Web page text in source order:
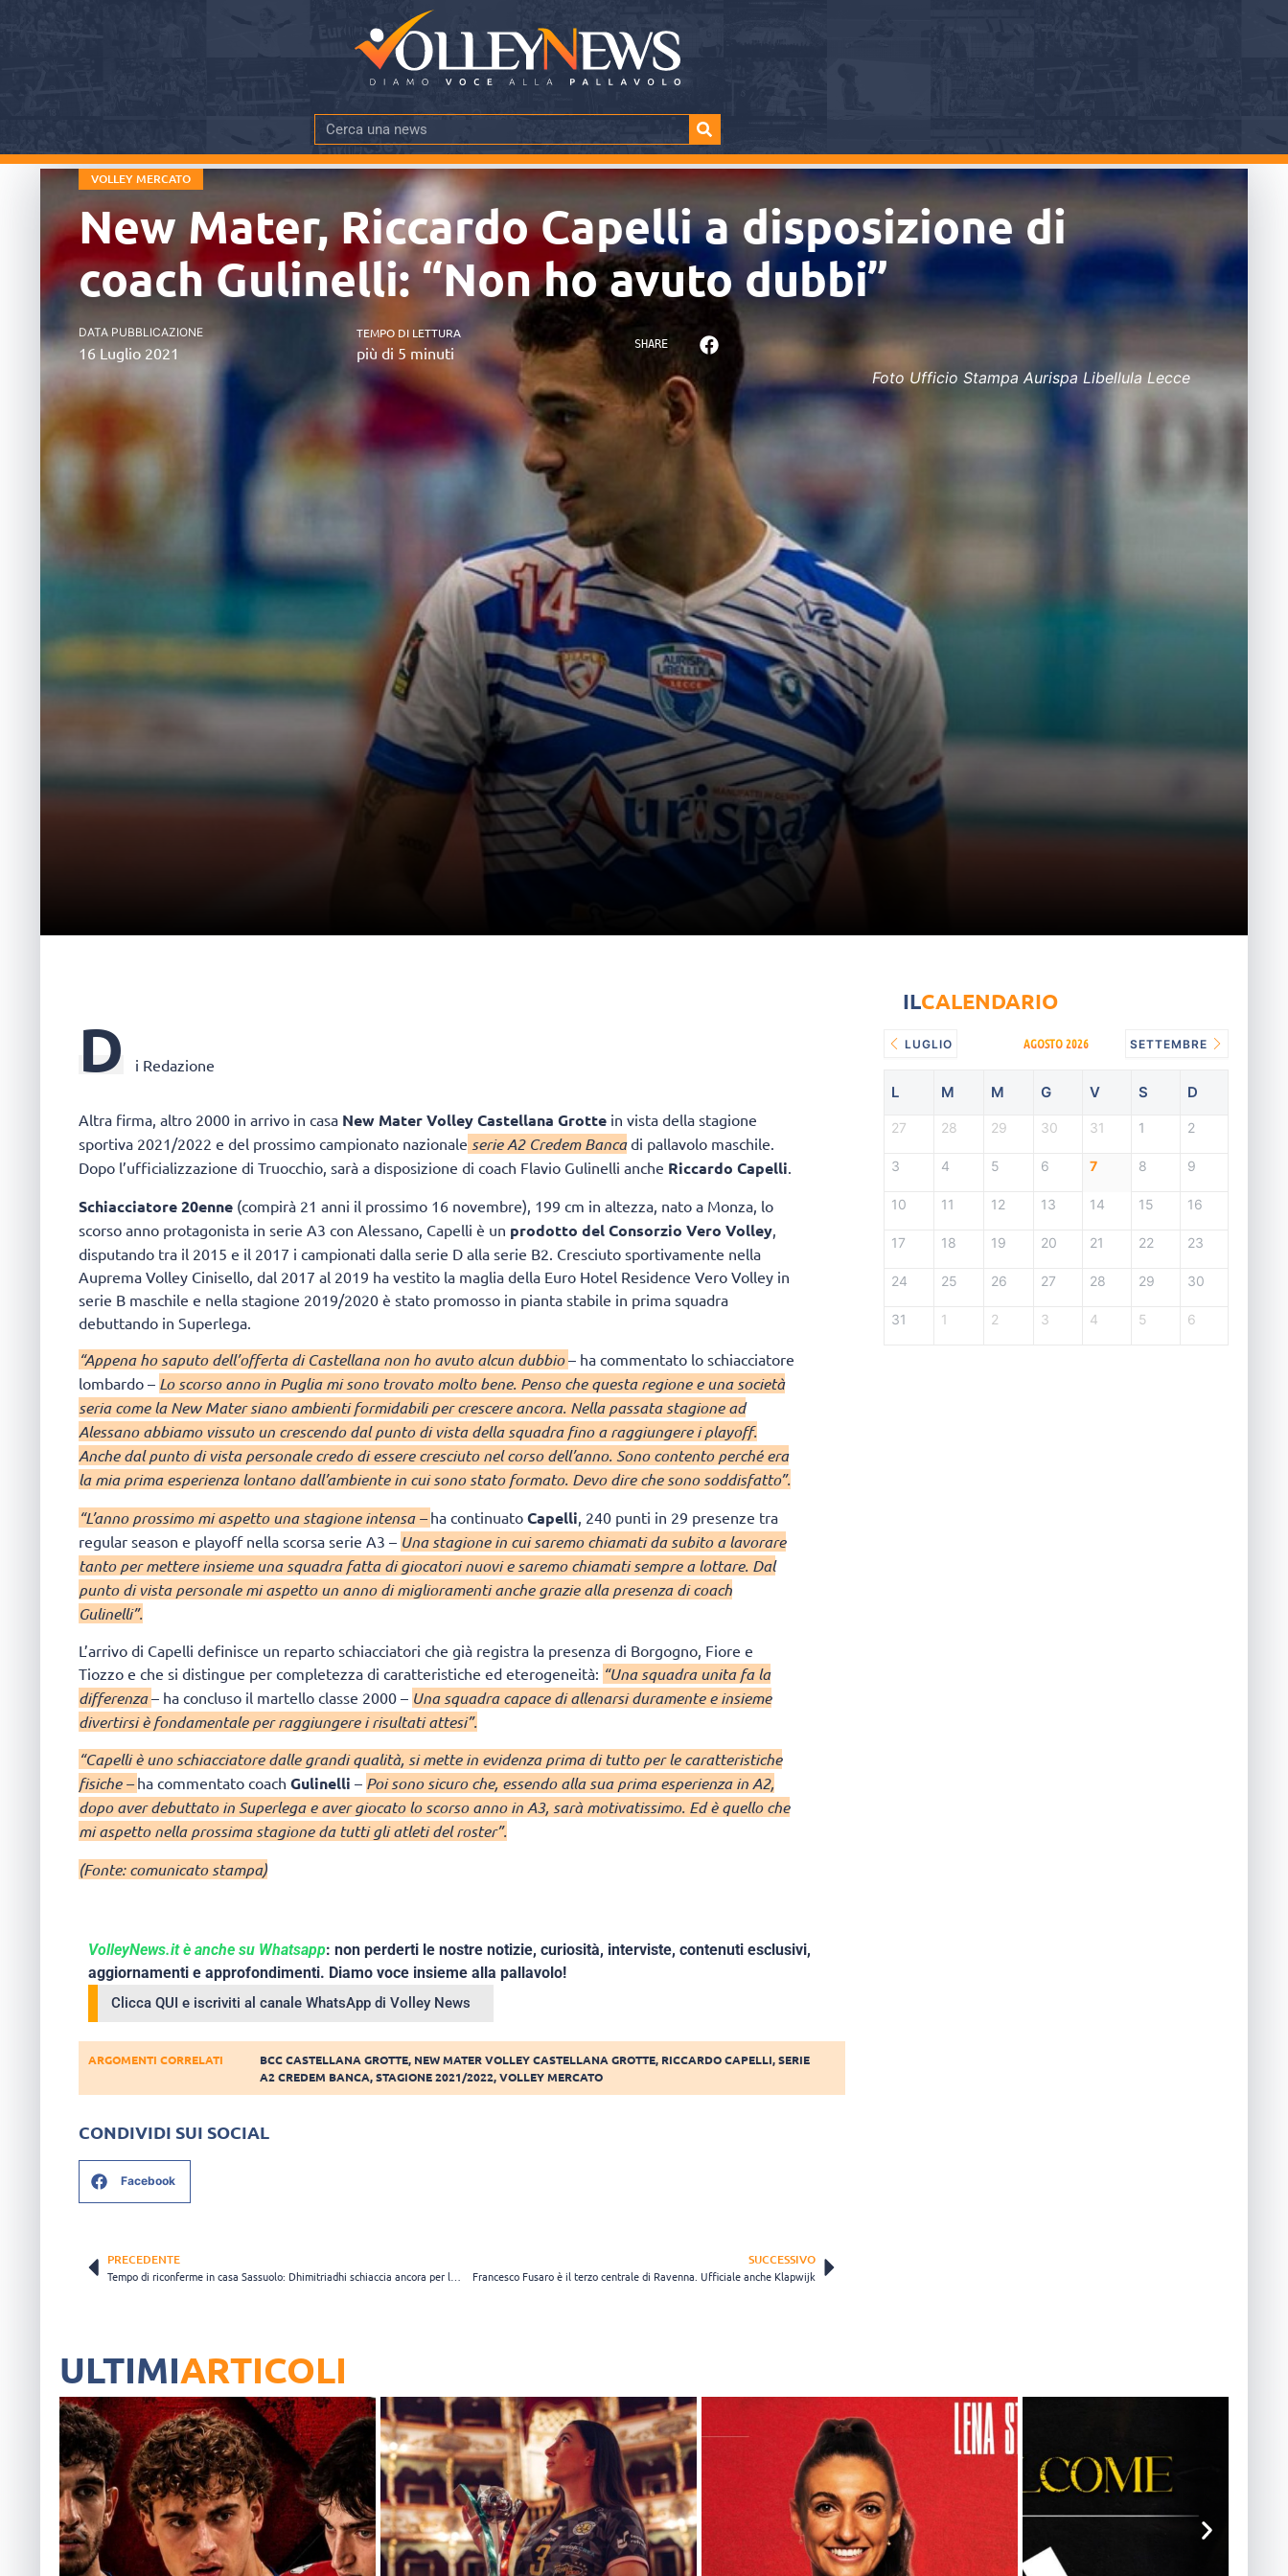
VOLLEY MERCATO
New Mater, Riccardo Capelli a disposizione di
coach Gulinelli: “Non ho avuto dubbi”
DATA PUBBLICAZIONE
16 Luglio 2021
TEMPO DI LETTURA
più di 5 minuti SHARE
Foto Ufficio Stampa Aurispa Libellula Lecce
D i Redazione
Altra firma, altro 2000 in arrivo in casa New Mater Volley Castellana Grotte in vista della stagione
sportiva 2021/2022 e del prossimo campionato nazionale serie A2 Credem Bancadi pallavolo maschile.
Dopo l’ufficializzazione di Truocchio, sarà a disposizione di coach Flavio Gulinelli anche Riccardo Capelli.
Schiacciatore 20enne (compirà 21 anni il prossimo 16 novembre), 199 cm in altezza, nato a Monza, lo
scorso anno protagonista in serie A3 con Alessano, Capelli è un prodotto del Consorzio Vero Volley
disputando tra il 2015 e il 2017 i campionati dalla serie D alla serie B2. Cresciuto sportivamente nella
Auprema Volley Cinisello, dal 2017 al 2019 ha vestito la maglia della Euro Hotel Residence Vero Volley in
serie B maschile e nella stagione 2019/2020 è stato promosso in pianta stabile in prima squadra
debuttando in Superlega.
“Appena ho saputo dell’offerta di Castellana non ho avuto alcun dubbio– ha commentato lo schiacciatore
lombardo – Lo scorso anno in Puglia mi sono trovato molto bene. Penso che questa regione e una società
seria come la New Mater siano ambienti formidabili per crescere ancora. Nella passata stagione ad
Alessano abbiamo vissuto un crescendo dal punto di vista della squadra fino a raggiungere i playoff.
Anche dal punto di vista personale credo di essere cresciuto nel corso dell’anno. Sono contento perché era
la mia prima esperienza lontano dall’ambiente in cui sono stato formato. Devo dire che sono soddisfatto”.
“L’anno prossimo mi aspetto una stagione intensa –ha continuato Capelli , 240 punti in 29 presenze tra
regular season e playoff nella scorsa serie A3 – Una stagione in cui saremo chiamati da subito a lavorare
tanto per mettere insieme una squadra fatta di giocatori nuovi e saremo chiamati sempre a lottare. Dal
punto di vista personale mi aspetto un anno di miglioramenti anche grazie alla presenza di coach
Gulinelli”.
L’arrivo di Capelli definisce un reparto schiacciatori che già registra la presenza di Borgogno, Fiore e
Tiozzo e che si distingue per completezza di caratteristiche ed eterogeneità: “Una squadra unita fa la
differenza– ha concluso il martello classe 2000 – Una squadra capace di allenarsi duramente e insieme
divertirsi è fondamentale per raggiungere i risultati attesi”.
“Capelli è uno schiacciatore dalle grandi qualità, si mette in evidenza prima di tutto per le caratteristiche
fisiche –ha commentato coach Gulinelli – Poi sono sicuro che, essendo alla sua prima esperienza in A2,
dopo aver debuttato in Superlega e aver giocato lo scorso anno in A3, sarà motivatissimo. Ed è quello che
mi aspetto nella prossima stagione da tutti gli atleti del roster”.
(Fonte: comunicato stampa)
VolleyNews.it è anche su Whatsapp: non perderti le nostre notizie, curiosità, interviste, contenuti esclusivi,
aggiornamenti e approfondimenti. Diamo voce insieme alla pallavolo!
Clicca QUI e iscriviti al canale WhatsApp di Volley News
ARGOMENTI CORRELATI BCC CASTELLANA GROTTE, NEW MATER VOLLEY CASTELLANA GROTTE, RICCARDO CAPELLI,SERIE
A2 CREDEM BANCA,STAGIONE 2021/2022,VOLLEY MERCATO
CONDIVIDI SUI SOCIAL
Facebook
PRECEDENTE SUCCESSIVO
Francesco Fusaro è il terzo centrale di Ravenna. Ufficiale anche Klapwijk
ILCALENDARIO
LUGLIO AGOSTO 2026 SETTEMBRE
L M M G V S D
27 28 29 30 31 1 2
3 4 5 6 7 8 9
10 11 12 13 14 15 16
17 18 19 20 21 22 23
24 25 26 27 28 29 30
31 1 2 3 4 5 6
ULTIMIARTICOLI